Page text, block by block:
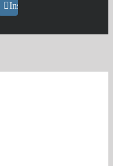
Instagram